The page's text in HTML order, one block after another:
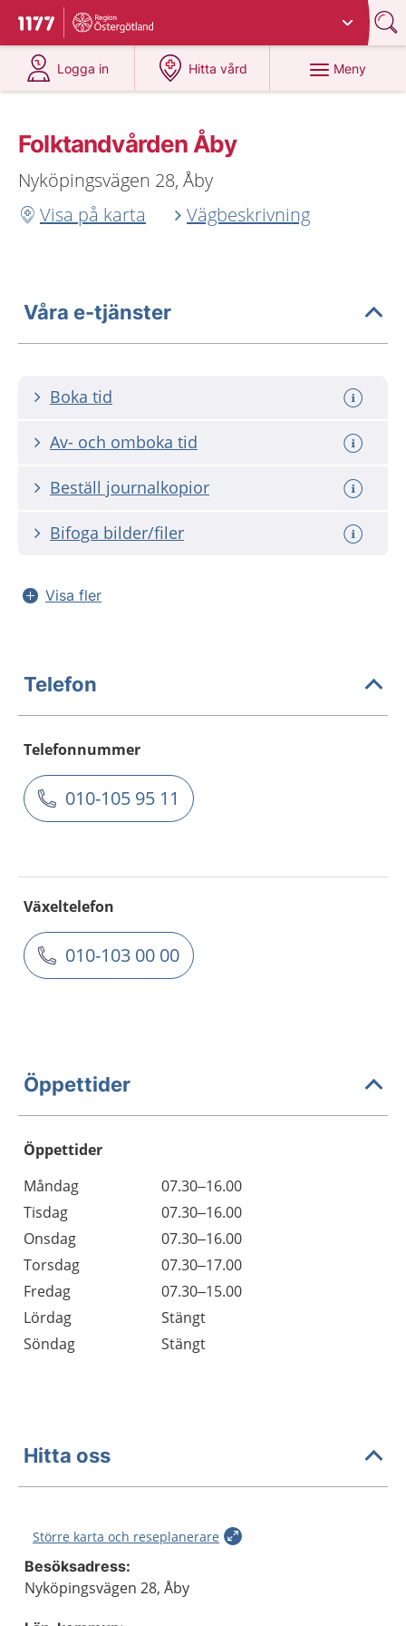
Till startsidan för 1177
Du har valt region
Logga in
på 1177.se
Hitta vård
på 1177.se
Meny
Folktandvården Åby
Nyköpingsvägen 28, Åby
Visa på karta
Vägbeskrivning
Våra e-tjänster
Boka tid
Av- och omboka tid
Beställ journalkopior
Bifoga bilder/filer
Visa fler
Telefon
Telefonnummer
010-105 95 11
Växeltelefon
010-103 00 00
Öppettider
Öppettider
Dag
Öppettider
Kommentarer
Måndag
07.30–16.00
Tisdag
07.30–16.00
Onsdag
07.30–16.00
Torsdag
07.30–17.00
Fredag
07.30–15.00
Lördag
Stängt
Söndag
Stängt
Hitta oss
Större karta och reseplanerare
Besöksadress:
Nyköpingsvägen 28, Åby